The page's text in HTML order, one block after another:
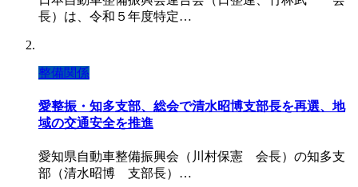
長）は、令和５年度特定…
整備関係
愛整振・知多支部、総会で清水昭博支部長を再選、地
域の交通安全を推進
愛知県自動車整備振興会（川村保憲 会長）の知多支
部（清水昭博 支部長）…